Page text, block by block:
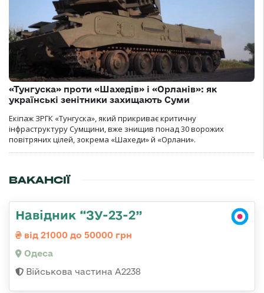
«Тунгуска» проти «Шахедів» і «Орланів»: як
українські зенітники захищають Суми
Екіпаж ЗРГК «Тунгуска», який прикриває критичну
інфраструктуру Сумщини, вже знищив понад 30 ворожих
повітряних цілей, зокрема «Шахеди» й «Орлани».
ВАКАНСІЇ
Навідник “ЗУ-23-2”
від 21000 до 50000 грн
Одеса
Військова частина А2238